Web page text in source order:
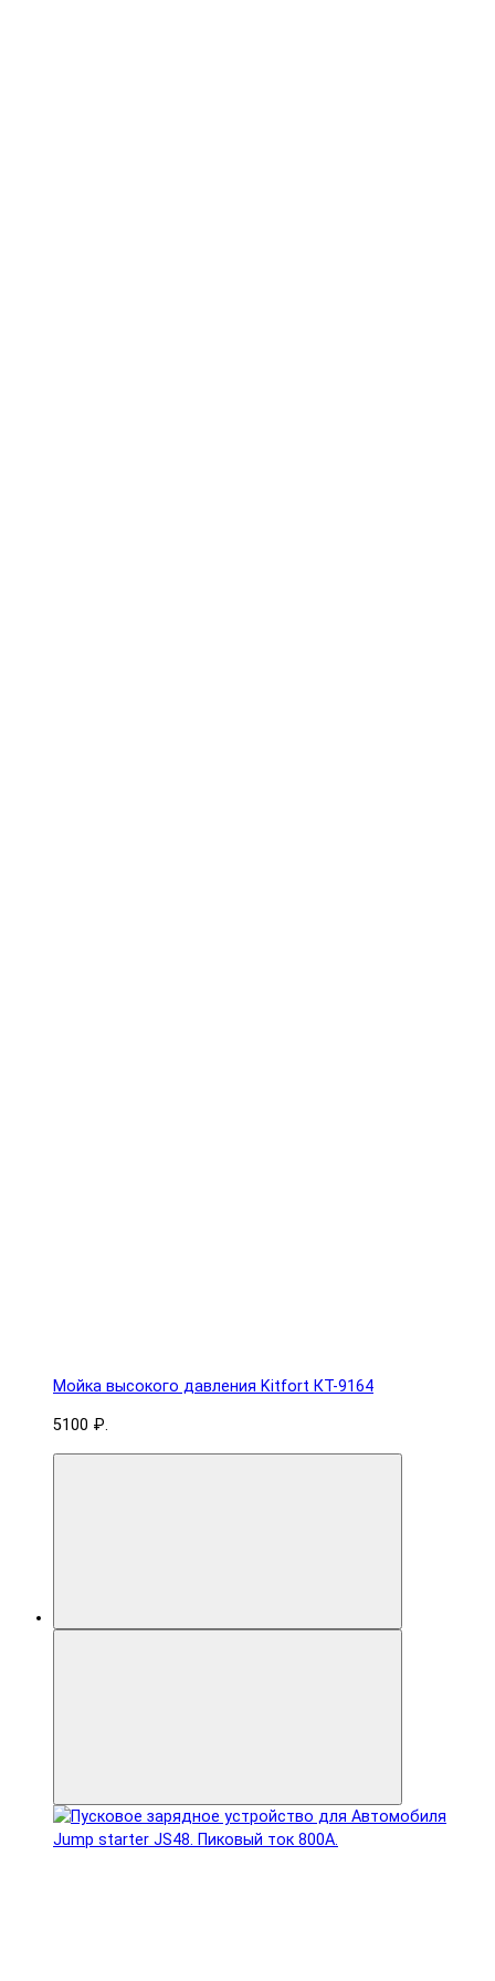
Мойка высокого давления Kitfort КТ-9164
5100 ₽.